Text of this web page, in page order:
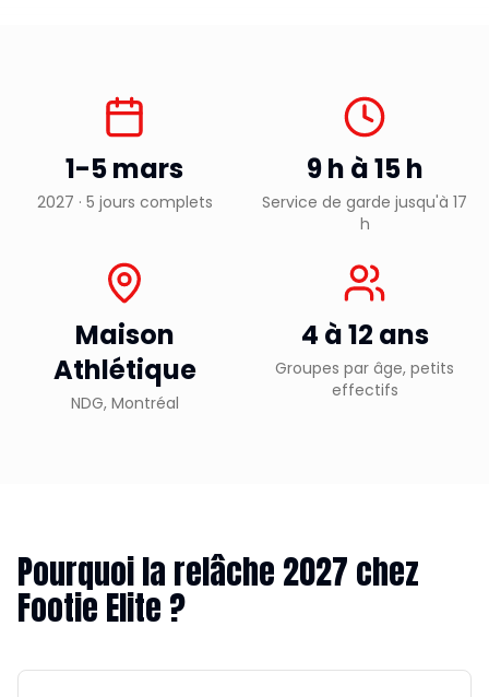
1-5 mars
2027 · 5 jours complets
9 h à 15 h
Service de garde jusqu'à 17
h
Maison
Athlétique
NDG, Montréal
4 à 12 ans
Groupes par âge, petits
effectifs
Pourquoi la relâche 2027 chez
Footie Elite ?